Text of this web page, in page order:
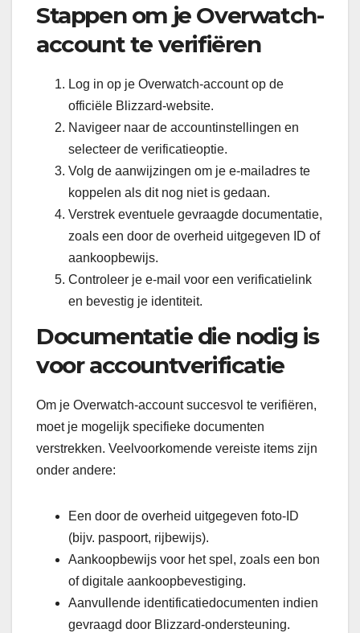
Stappen om je Overwatch-
account te verifiëren
Log in op je Overwatch-account op de
officiële Blizzard-website.
Navigeer naar de accountinstellingen en
selecteer de verificatieoptie.
Volg de aanwijzingen om je e-mailadres te
koppelen als dit nog niet is gedaan.
Verstrek eventuele gevraagde documentatie,
zoals een door de overheid uitgegeven ID of
aankoopbewijs.
Controleer je e-mail voor een verificatielink
en bevestig je identiteit.
Documentatie die nodig is
voor accountverificatie
Om je Overwatch-account succesvol te verifiëren,
moet je mogelijk specifieke documenten
verstrekken. Veelvoorkomende vereiste items zijn
onder andere:
Een door de overheid uitgegeven foto-ID
(bijv. paspoort, rijbewijs).
Aankoopbewijs voor het spel, zoals een bon
of digitale aankoopbevestiging.
Aanvullende identificatiedocumenten indien
gevraagd door Blizzard-ondersteuning.